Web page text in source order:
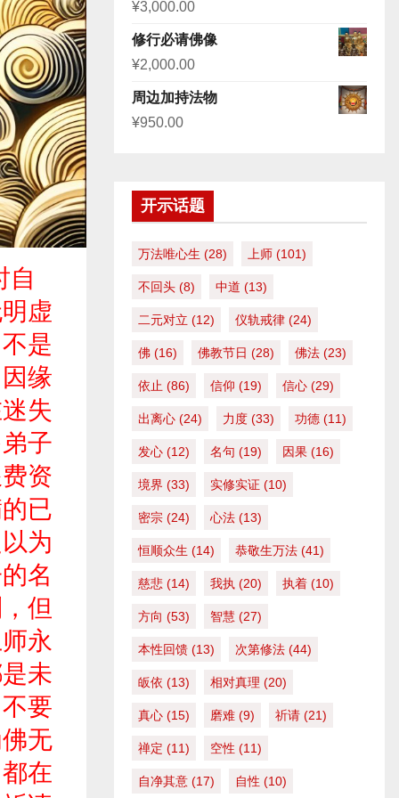
自
虚
是
缘
失
子
资
已
为
名
但
永
未
要
无
在
¥3,000.00
修行必请佛像
¥2,000.00
周边加持法物
¥950.00
开示话题
万法唯心生 (28) 上师 (101)
不回头 (8) 中道 (13)
二元对立 (12) 仪轨戒律 (24)
佛 (16) 佛教节日 (28) 佛法 (23)
依止 (86) 信仰 (19) 信心 (29)
出离心 (24) 力度 (33) 功德 (11)
发心 (12) 名句 (19) 因果 (16)
境界 (33) 实修实证 (10)
密宗 (24) 心法 (13)
恒顺众生 (14) 恭敬生万法 (41)
慈悲 (14) 我执 (20) 执着 (10)
方向 (53) 智慧 (27)
本性回馈 (13) 次第修法 (44)
皈依 (13) 相对真理 (20)
真心 (15) 磨难 (9) 祈请 (21)
禅定 (11) 空性 (11)
自净其意 (17) 自性 (10)